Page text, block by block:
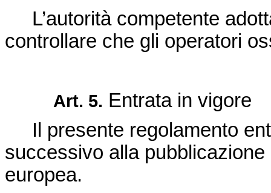
L’autorità competente
controllare che gli operatori
Art. 5. Entrata in vigore
Il presente regolamento
successivo alla
europea.